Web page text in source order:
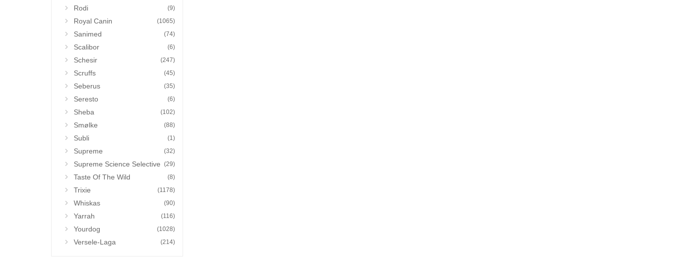
Rodi (9)
Royal Canin (1065)
Sanimed (74)
Scalibor (6)
Schesir (247)
Scruffs (45)
Seberus (35)
Seresto (6)
Sheba (102)
Smølke (88)
Subli (1)
Supreme (32)
Supreme Science Selective (29)
Taste Of The Wild (8)
Trixie (1178)
Whiskas (90)
Yarrah (116)
Yourdog (1028)
Versele-Laga (214)